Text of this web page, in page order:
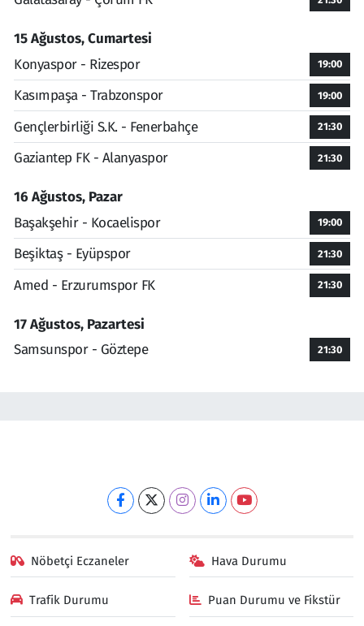
15 Ağustos, Cumartesi
Konyaspor - Rizespor
19:00
Kasımpaşa - Trabzonspor 19:00
Gençlerbirliği S.K. - Fenerbahçe 21:30
Gaziantep FK - Alanyaspor 21:30
16 Ağustos, Pazar
Başakşehir - Kocaelispor
19:00
Beşiktaş - Eyüpspor 21:30
Amed - Erzurumspor FK 21:30
17 Ağustos, Pazartesi
Samsunspor - Göztepe
21:30
Nöbetçi Eczaneler Hava Durumu
Trafik Durumu Puan Durumu ve Fikstür